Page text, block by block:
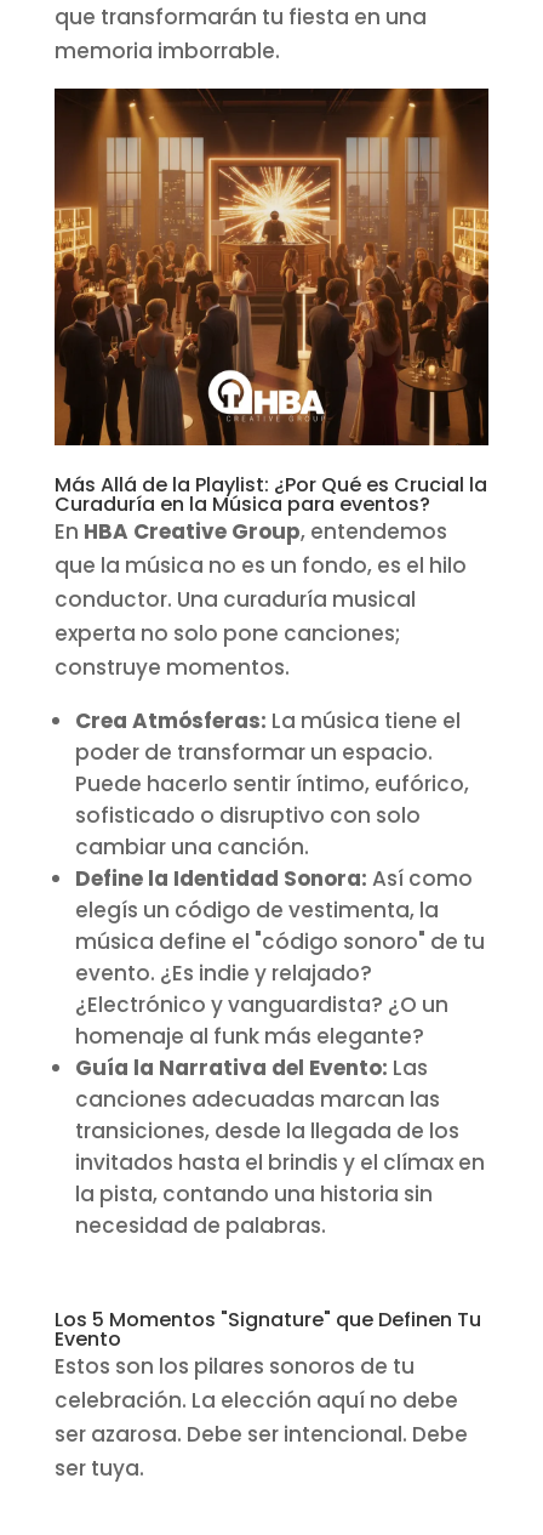
que transformarán tu fiesta en una
memoria imborrable.
Más Allá de la Playlist: ¿Por Qué es Crucial la
Curaduría en la Música para eventos?
En HBA Creative Group, entendemos
que la música no es un fondo, es el hilo
conductor. Una curaduría musical
experta no solo pone canciones;
construye momentos.
Crea Atmósferas: La música tiene el
poder de transformar un espacio.
Puede hacerlo sentir íntimo, eufórico,
sofisticado o disruptivo con solo
cambiar una canción.
Define la Identidad Sonora: Así como
elegís un código de vestimenta, la
música define el "código sonoro" de tu
evento. ¿Es indie y relajado?
¿Electrónico y vanguardista? ¿O un
homenaje al funk más elegante?
Guía la Narrativa del Evento: Las
canciones adecuadas marcan las
transiciones, desde la llegada de los
invitados hasta el brindis y el clímax en
la pista, contando una historia sin
necesidad de palabras.
Los 5 Momentos "Signature" que Definen Tu
Evento
Estos son los pilares sonoros de tu
celebración. La elección aquí no debe
ser azarosa. Debe ser intencional. Debe
ser tuya.